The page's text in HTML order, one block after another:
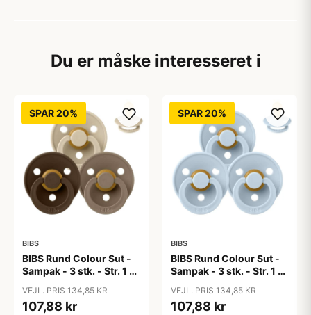
Du er måske interesseret i
SPAR 20%
BIBS
BIBS Rund Colour Sut -
Sampak - 3 stk. - Str. 1 -
VEJL. PRIS 134,85 KR
107,88 kr
SPAR 20%
BIBS
BIBS Rund Colour Sut -
Sampak - 3 stk. - Str. 1 -
VEJL. PRIS 134,85 KR
107,88 kr